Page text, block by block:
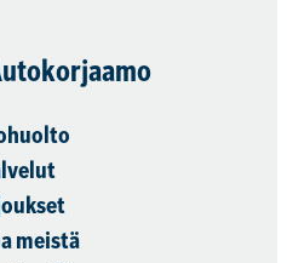
meistä